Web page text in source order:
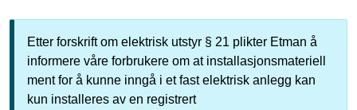
Etter forskrift om elektrisk utstyr § 21 plikter Etman å
informere våre forbrukere om at installasjonsmateriell
ment for å kunne inngå i et fast elektrisk anlegg kan
kun installeres av en registrert